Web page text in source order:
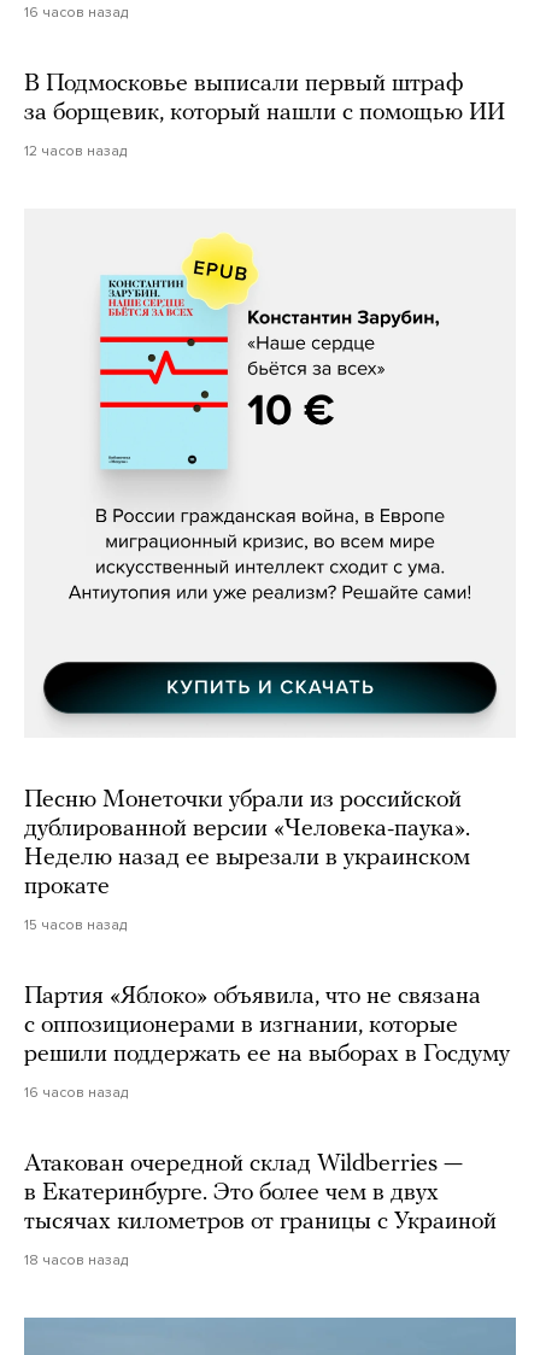
16 часов назад
В Подмосковье выписали первый штраф
за борщевик, который нашли с помощью ИИ
12 часов назад
Константин Зарубин, «Наше сердце
Песню Монеточки убрали из российской
дублированной версии «Человека-паука».
Неделю назад ее вырезали в украинском
прокате
15 часов назад
Партия «Яблоко» объявила, что не связана
с оппозиционерами в изгнании, которые
решили поддержать ее на выборах в Госдуму
16 часов назад
Атакован очередной склад Wildberries —
в Екатеринбурге. Это более чем в двух
тысячах километров от границы с Украиной
18 часов назад